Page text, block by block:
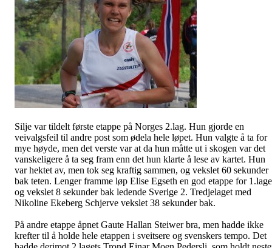
Silje var tildelt første etappe på Norges 2.lag. Hun gjorde en
veivalgsfeil til andre post som ødela hele løpet. Hun valgte å ta for
mye høyde, men det verste var at da hun måtte ut i skogen var det
vanskeligere å ta seg fram enn det hun klarte å lese av kartet. Hun
var hektet av, men tok seg kraftig sammen, og vekslet 60 sekunder
bak teten. Lenger framme løp Elise Egseth en god etappe for
og vekslet 8 sekunder bak ledende Sverige 2. Tredjelaget med
Nikoline Ekeberg Schjerve vekslet 38 sekunder bak.
På andre etappe åpnet Gaute Hallan Steiwer bra, men hadde ikke
krefter til å holde hele etappen i sveitsere og svenskers tempo. Det